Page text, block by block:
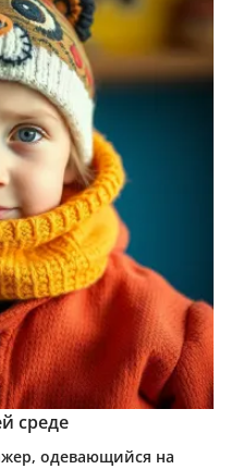
среде
одевающийся на